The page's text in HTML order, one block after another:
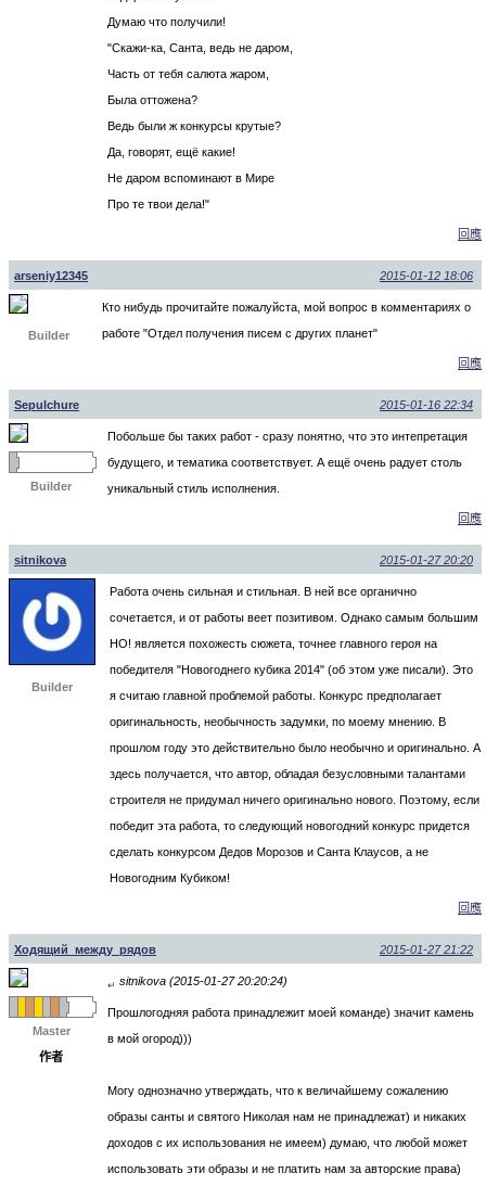
Думаю что получили!
"Скажи-ка, Санта, ведь не даром,
Часть от тебя салюта жаром,
Была оттожена?
Ведь были ж конкурсы крутые?
Да, говорят, ещё какие!
Не даром вспоминают в Мире
Про те твои дела!"
回應
arseniy12345 2015-01-12 18:06
Builder
Кто нибудь прочитайте пожалуйста, мой вопрос в комментариях о
работе "Отдел получения писем с других планет"
回應
Sepulchure 2015-01-16 22:34
Builder
Побольше бы таких работ - сразу понятно, что это интепретация
будущего, и тематика соответствует. А ещё очень радует столь
уникальный стиль исполнения.
回應
sitnikova 2015-01-27 20:20
Builder
Работа очень сильная и стильная. В ней все органично
сочетается, и от работы веет позитивом. Однако самым большим
НО! является похожесть сюжета, точнее главного героя на
победителя "Новогоднего кубика 2014" (об этом уже писали). Это
я считаю главной проблемой работы. Конкурс предполагает
оригинальность, необычность задумки, по моему мнению. В
прошлом году это действительно было необычно и оригинально. А
здесь получается, что автор, обладая безусловными талантами
строителя не придумал ничего оригинально нового. Поэтому, если
победит эта работа, то следующий новогодний конкурс придется
сделать конкурсом Дедов Морозов и Санта Клаусов, а не
Новогодним Кубиком!
回應
Ходящий_между_рядов 2015-01-27 21:22
Master
作者
↵ sitnikova (2015-01-27 20:20:24)
Прошлогодняя работа принадлежит моей команде) значит камень
в мой огород)))
Могу однозначно утверждать, что к величайшему сожалению
образы санты и святого Николая нам не принадлежат) и никаких
доходов с их использования не имеем) думаю, что любой может
использовать эти образы и не платить нам за авторские права)